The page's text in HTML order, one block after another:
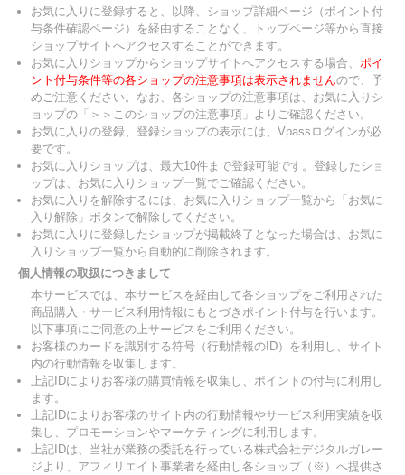
お気に入りに登録すると、以降、ショップ詳細ページ（ポイント付
与条件確認ページ）を経由することなく、トップページ等から直接
ショップサイトへアクセスすることができます。
お気に入りショップからショップサイトへアクセスする場合、 ポイ
ント付与条件等の各ショップの注意事項は表示されませんので、予
めご注意ください。なお、各ショップの注意事項は、お気に入りシ
ョップの「＞＞このショップの注意事項」よりご確認ください。
お気に入りの登録、登録ショップの表示には、Vpassログインが必
要です。
お気に入りショップは、最大10件まで登録可能です。登録したショ
ップは、お気に入りショップ一覧でご確認ください。
お気に入りを解除するには、お気に入りショップ一覧から「お気に
入り解除」ボタンで解除してください。
お気に入りに登録したショップが掲載終了となった場合は、お気に
入りショップ一覧から自動的に削除されます。
個人情報の取扱につきまして
本サービスでは、本サービスを経由して各ショップをご利用された
商品購入・サービス利用情報にもとづきポイント付与を行います。
以下事項にご同意の上サービスをご利用ください。
お客様のカードを識別する符号（行動情報のID）を利用し、サイト
内の行動情報を収集します。
上記IDによりお客様の購買情報を収集し、ポイントの付与に利用し
ます。
上記IDによりお客様のサイト内の行動情報やサービス利用実績を収
集し、プロモーションやマーケティングに利用します。
上記IDは、当社が業務の委託を行っている株式会社デジタルガレー
ジより、アフィリエイト事業者を経由し各ショップ（※）へ提供さ